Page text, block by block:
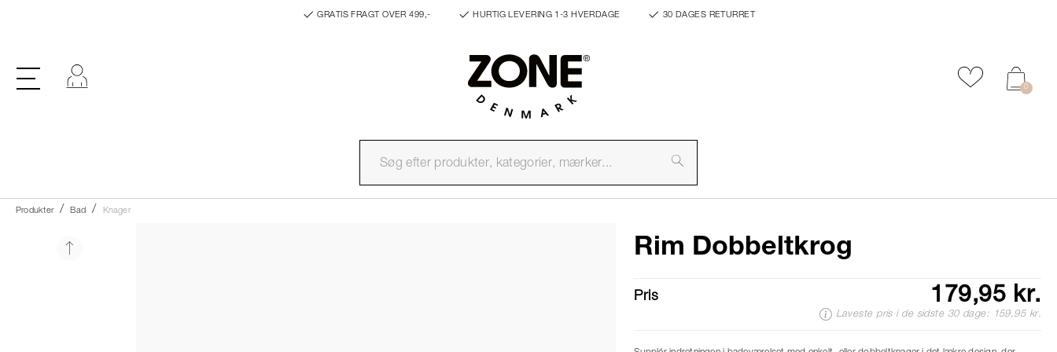
GRATIS FRAGT OVER 499,- HURTIG LEVERING 1-3 HVERDAGE 30 DAGES RETURRET
Tilføj til
0
Produkter Bad Knager
Rim Dobbeltkrog
Pris 179,95 kr.
Laveste pris i de sidste 30 dage: 159,95 kr.